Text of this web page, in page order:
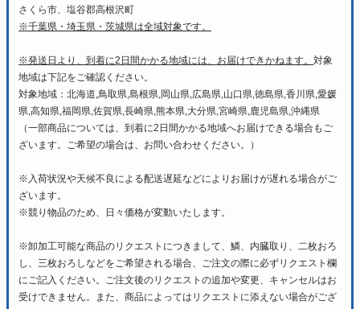
さくら市、塩谷郡高根沢町
※千葉県・埼玉県・茨城県は全域対象です。
※発送日より、到着に2日間かかる地域には、お届けできかねます。 対象
地域は下記をご確認ください。
対象地域：北海道,鳥取県,島根県,岡山県,広島県,山口県,徳島県,香川県,愛媛
県,高知県,福岡県,佐賀県,長崎県,熊本県,大分県,宮崎県,鹿児島県,沖縄県
（一部商品については、到着に2日間かかる地域へお届けできる場合もご
ざいます。ご希望の場合は、お問い合わせください。）
※入荷状況や天候不良による配送遅延などによりお届けが遅れる場合がご
ざいます。
※競り物品のため、日々価格が変動いたします。
※卸加工可能な商品のリクエストにつきまして、鱗、内臓取り、二枚おろ
し、三枚おろしなどをご希望される場合、ご注文の際に必ずリクエスト欄
にご記入ください。ご注文後のリクエストの追加や変更、キャンセルはお
受けできません。また、商品によってはリクエストに添えない場合がござ